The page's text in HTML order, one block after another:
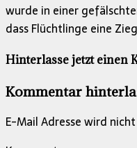
wurde in einer
dass Flüchtlinge eine
Hinterlasse jetzt einen
Kommentar
E-Mail Adresse wird